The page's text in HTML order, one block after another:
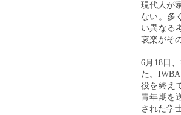
現代人が
ない。多
い異なる
哀楽がそ
6月18日
た。
役を終え
青年期を
された学